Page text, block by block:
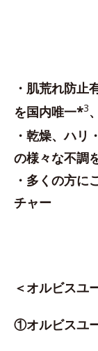
・肌荒れ防止
を国内唯一*3
・乾燥、ハリ
の様々な不調
・多くの方に
チャー
＜オルビスユ
①オルビスユ